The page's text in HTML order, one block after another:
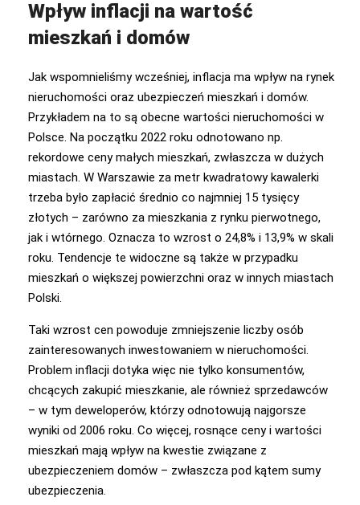
Wpływ inflacji na wartość
mieszkań i domów
Jak wspomnieliśmy wcześniej, inflacja ma wpływ na rynek
nieruchomości oraz ubezpieczeń mieszkań i domów.
Przykładem na to są obecne wartości nieruchomości w
Polsce. Na początku 2022 roku odnotowano np.
rekordowe ceny małych mieszkań, zwłaszcza w dużych
miastach. W Warszawie za metr kwadratowy kawalerki
trzeba było zapłacić średnio co najmniej 15 tysięcy
złotych – zarówno za mieszkania z rynku pierwotnego,
jak i wtórnego. Oznacza to wzrost o 24,8% i 13,9% w skali
roku. Tendencje te widoczne są także w przypadku
mieszkań o większej powierzchni oraz w innych miastach
Polski.
Taki wzrost cen powoduje zmniejszenie liczby osób
zainteresowanych inwestowaniem w nieruchomości.
Problem inflacji dotyka więc nie tylko konsumentów,
chcących zakupić mieszkanie, ale również sprzedawców
– w tym deweloperów, którzy odnotowują najgorsze
wyniki od 2006 roku. Co więcej, rosnące ceny i wartości
mieszkań mają wpływ na kwestie związane z
ubezpieczeniem domów – zwłaszcza pod kątem sumy
ubezpieczenia.